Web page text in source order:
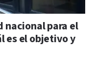
nacional para el
es el objetivo y